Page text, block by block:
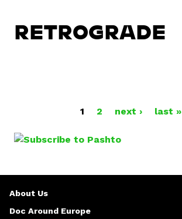
RETROGRADE
A
E
S
1 2 next › last »
About Us
Doc Around Europe